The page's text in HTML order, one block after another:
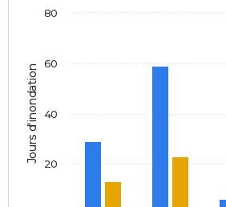
Jours d'inondation 20
40
60
80